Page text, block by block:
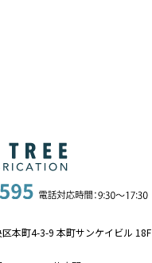
本町4-3-9 本町サンケイビル 18F